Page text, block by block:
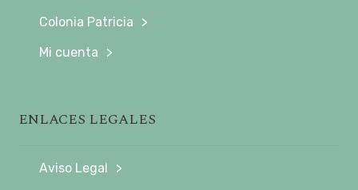
Colonia Patricia
Mi cuenta
ENLACES LEGALES
Aviso Legal